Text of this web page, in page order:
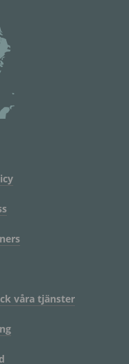
våra tjänster